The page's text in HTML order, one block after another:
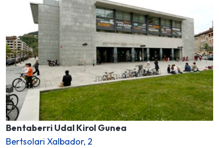
Bentaberri Udal Kirol Gunea
Bertsolari Xalbador, 2